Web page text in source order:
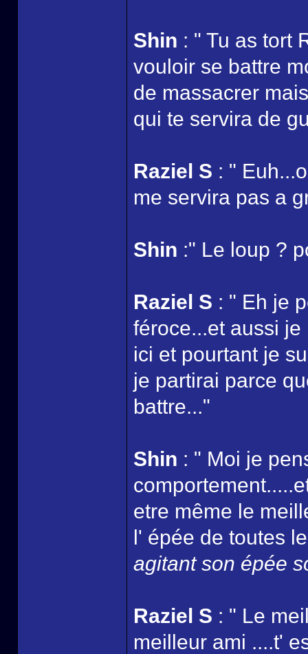
Shin : " Tu as tort
vouloir se battre
de massacrer
qui te servira de
Raziel S : "
me servira pas a
Shin :" Le loup ?
Raziel S : " Eh je
féroce...et aussi
ici et pourtant je
je partirai parce
battre..."
Shin : " Moi je
etre même le
l' épée de toutes
agitant son épée
Raziel S : " Le
meilleur ami ....t'